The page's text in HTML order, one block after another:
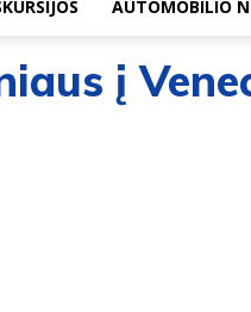
AUTOMOBILIO
į